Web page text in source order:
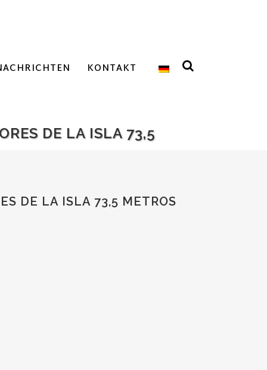
KONTAKT
DE LA ISLA 73,5
DE LA ISLA 73,5 METROS